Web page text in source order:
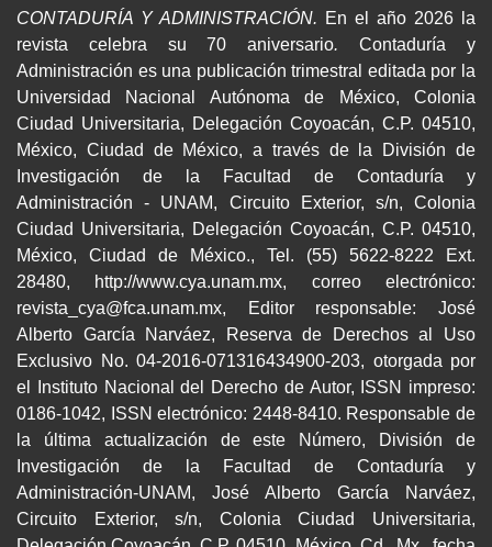
CONTADURÍA Y ADMINISTRACIÓN. En el año 2026 la
revista celebra su 70 aniversario.Contaduría y
Administración es una publicación trimestral editada por la
Universidad Nacional Autónoma de México, Colonia
Ciudad Universitaria, Delegación Coyoacán, C.P. 04510,
México, Ciudad de México, a través de la División de
Investigación de la Facultad de Contaduría y
Administración - UNAM, Circuito Exterior, s/n, Colonia
Ciudad Universitaria, Delegación Coyoacán, C.P. 04510,
México, Ciudad de México., Tel. (55) 5622-8222 Ext.
28480, http://www.cya.unam.mx, correo electrónico:
revista_cya@fca.unam.mx, Editor responsable: José
Alberto García Narváez, Reserva de Derechos al Uso
Exclusivo No. 04-2016-071316434900-203, otorgada por
el Instituto Nacional del Derecho de Autor, ISSN impreso:
0186-1042, ISSN electrónico: 2448-8410. Responsable de
la última actualización de este Número, División de
Investigación de la Facultad de Contaduría y
Administración-UNAM, José Alberto García Narváez,
Circuito Exterior, s/n, Colonia Ciudad Universitaria,